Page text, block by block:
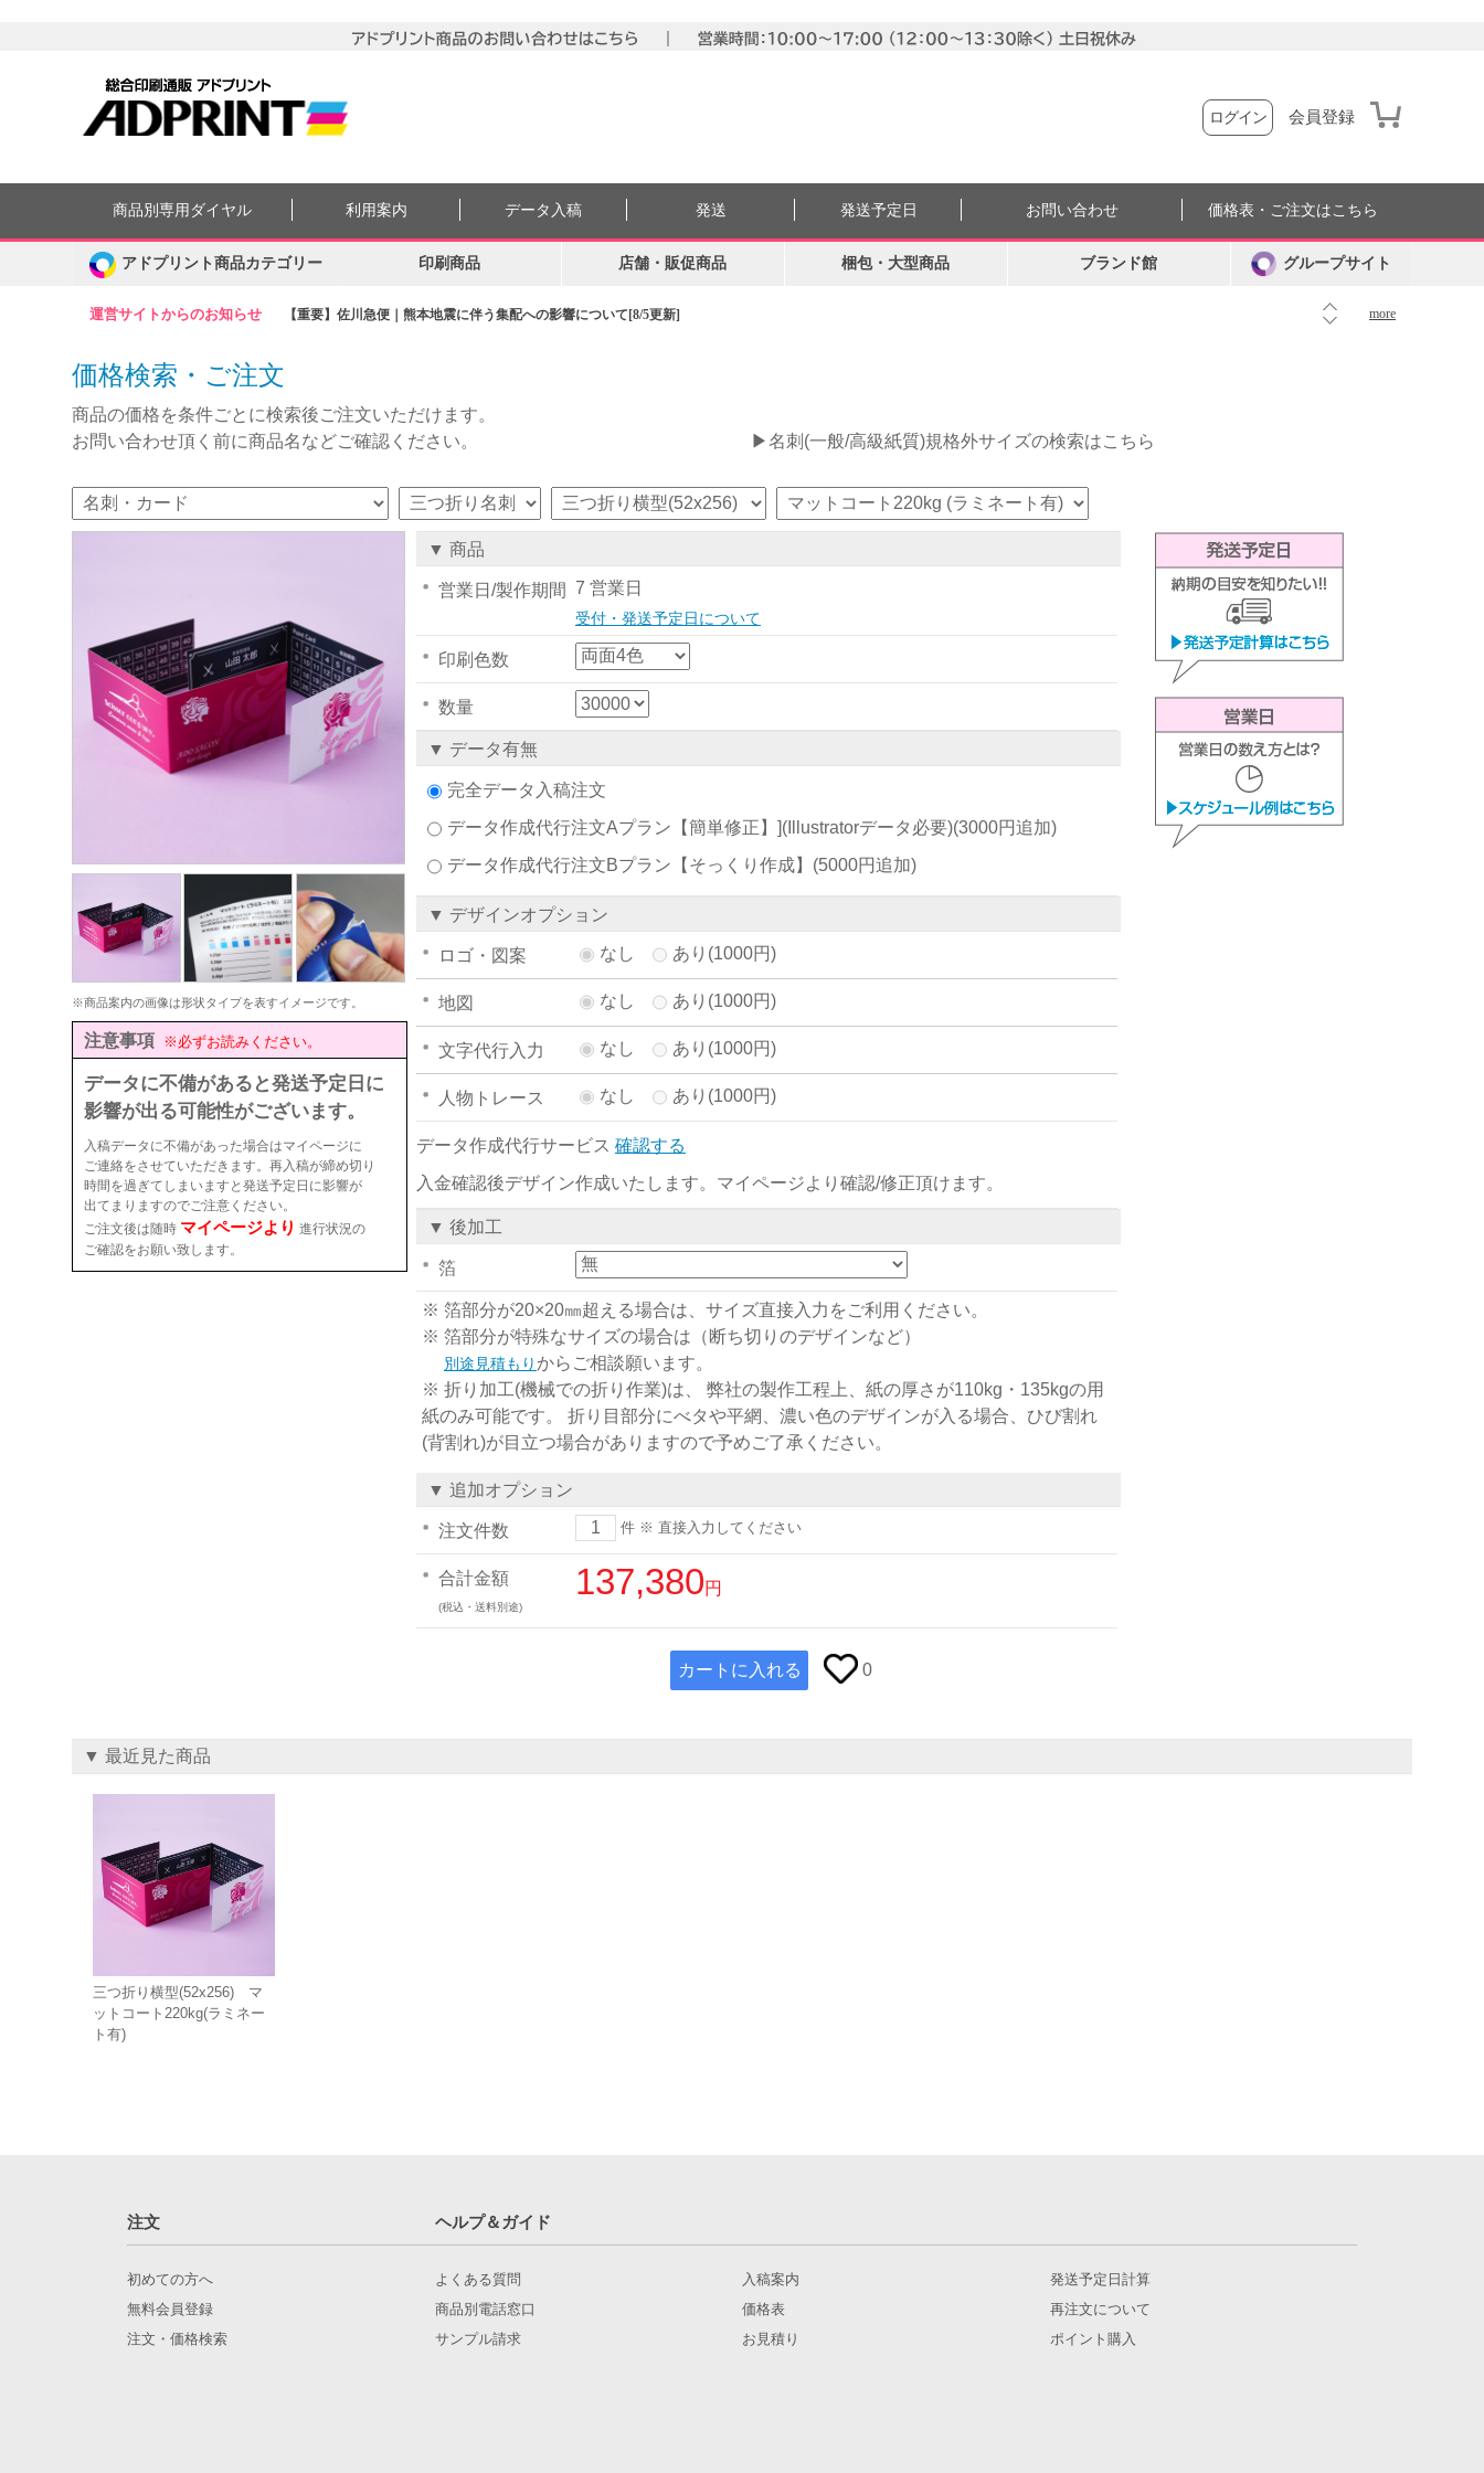
ログイン 会員登録
運営サイトからのお知らせ 【重要】佐川急便｜熊本地震に伴う集配への影響について[8/5更新] more
商品別専用ダイヤル 利用案内 データ入稿 発送 発送予定日 お問い合わせ 価格表・ご注文はこちら
アドプリント商品カテゴリー 印刷商品 店舗・販促商品 梱包・大型商品 ブランド館 グループサイト
価格検索・ご注文
商品の価格を条件ごとに検索後ご注文いただけます。
お問い合わせ頂く前に商品名などご確認ください。
▶名刺(一般/高級紙質)規格外サイズの検索はこちら
※商品案内の画像は形状タイプを表すイメージです。
注意事項 ※必ずお読みください。
データに不備があると発送予定日に
影響が出る可能性がございます。
入稿データに不備があった場合はマイページに
ご連絡をさせていただきます。再入稿が締め切り
時間を過ぎてしまいますと発送予定日に影響が
出てまりますのでご注意ください。
ご注文後は随時 マイページより 進行状況の
ご確認をお願い致します。
▼ 商品
営業日/製作期間 7 営業日
受付・発送予定日について
印刷色数
数量
▼ データ有無
完全データ入稿注文
データ作成代行注文Aプラン【簡単修正】](Illustratorデータ必要)(3000円追加)
データ作成代行注文Bプラン【そっくり作成】 (5000円追加)
▼ デザインオプション
ロゴ・図案 なし あり(1000円)
地図 なし あり(1000円)
文字代行入力 なし あり(1000円)
人物トレース なし あり(1000円)
データ作成代行サービス 確認する
入金確認後デザイン作成いたします。マイページより確認/修正頂けます。
▼ 後加工
箔
※ 箔部分が20×20㎜超える場合は、サイズ直接入力をご利用ください。
※ 箔部分が特殊なサイズの場合は（断ち切りのデザインなど）
別途見積もりからご相談願います。
※ 折り加工(機械での折り作業)は、 弊社の製作工程上、紙の厚さが110kg・135kgの用
紙のみ可能です。 折り目部分にべタや平網、濃い色のデザインが入る場合、ひび割れ
(背割れ)が目立つ場合がありますので予めご了承ください。
▼ 追加オプション
注文件数 件 ※ 直接入力してください
合計金額
(税込・送料別途)
137,380円
カートに入れる 0
▼ 最近見た商品
三つ折り横型(52x256) マ
ットコート220kg(ラミネー
ト有)
注文 ヘルプ＆ガイド
初めての方へ
無料会員登録
注文・価格検索
よくある質問
商品別電話窓口
サンプル請求
入稿案内
価格表
お見積り
発送予定日計算
再注文について
ポイント購入